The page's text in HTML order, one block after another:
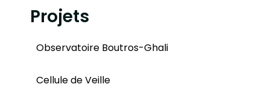
Projets
Observatoire Boutros-Ghali
Cellule de Veille